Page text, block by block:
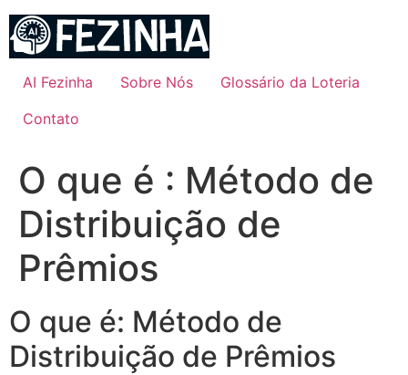
para
conteúdo
AI Fezinha Sobre Nós
Glossário da Loteria
Contato
O que é : Método de
Distribuição de
Prêmios
O que é: Método de
Distribuição de Prêmios